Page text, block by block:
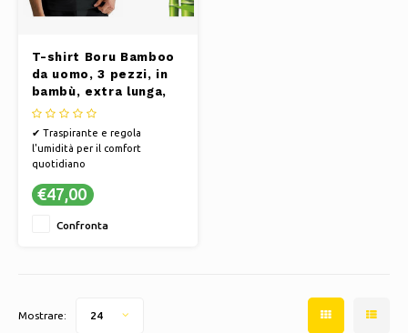
T-shirt Boru Bamboo
da uomo, 3 pezzi, in
bambù, extra lunga,
nera, taglia S
✔ Traspirante e regola
l'umidità per il comfort
quotidiano
✔ Senti il ​​lusso delle camicie
€47,00
Confronta
Mostrare: 24